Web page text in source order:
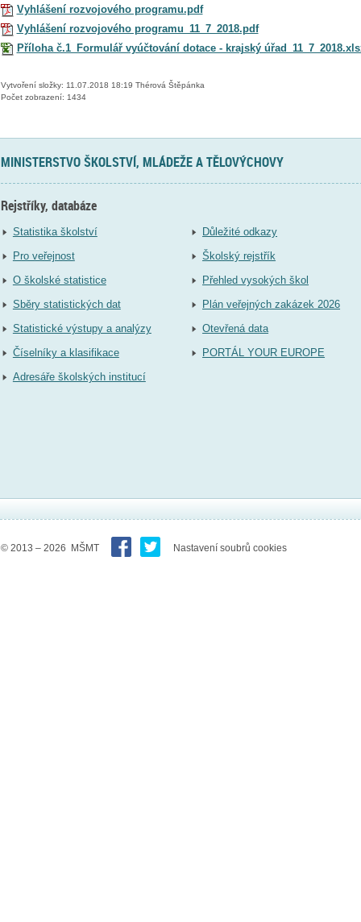
Vyhlášení rozvojového programu.pdf
Vyhlášení rozvojového programu_11_7_2018.pdf
Příloha č.1_Formulář vyúčtování dotace - krajský
Vytvoření složky: 11.07.2018 18:19 Thérová Štěpánka
Počet zobrazení: 1434
MINISTERSTVO ŠKOLSTVÍ, MLÁDEŽE A TĚLOVÝCHOVY
Rejstříky, databáze
Statistika školství
Pro veřejnost
O školské statistice
Sběry statistických dat
Statistické výstupy a analýzy
Číselníky a klasifikace
Adresáře školských institucí
Důležité odkazy
Školský rejstřík
Přehled vysokých škol
Plán veřejných zakázek 2026
Otevřená data
PORTÁL YOUR EUROPE
© 2013 – 2026 MŠMT Nastavení soubrů cookies